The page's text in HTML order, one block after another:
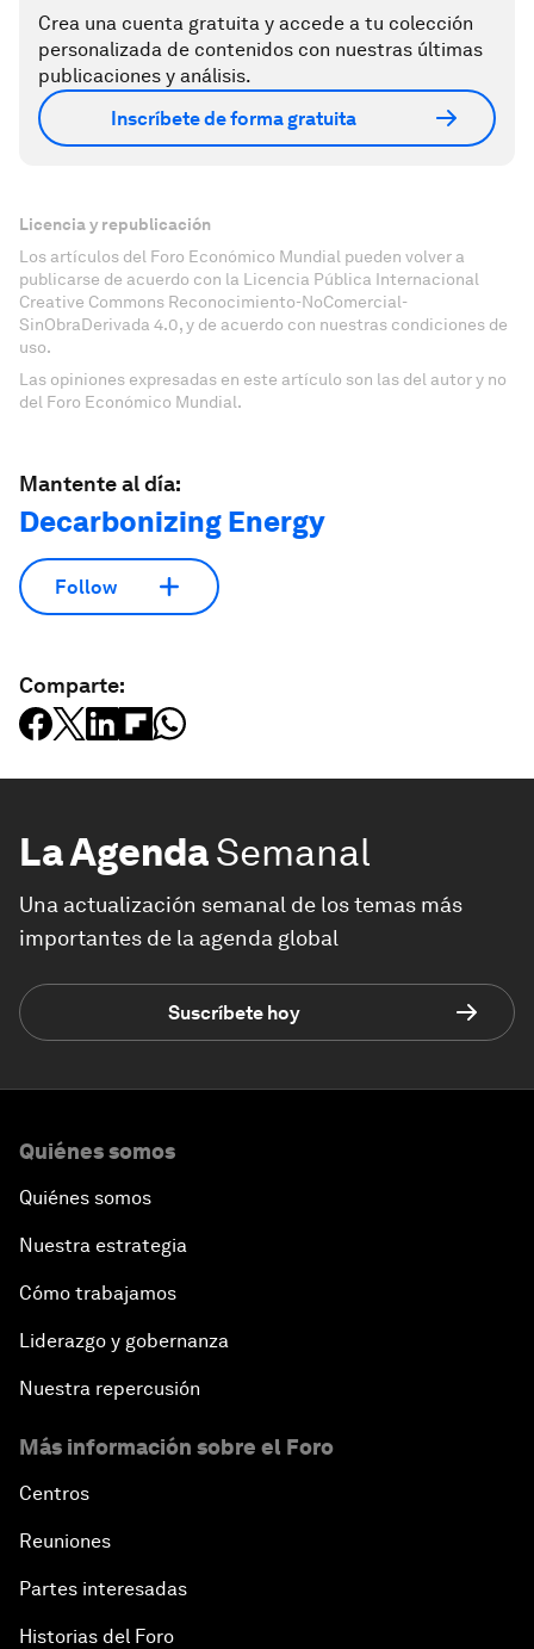
Crea una cuenta gratuita y accede a tu colección
personalizada de contenidos con nuestras últimas
publicaciones y análisis.
Inscríbete de forma gratuita
Licencia y republicación
Los artículos del Foro Económico Mundial pueden volver a
publicarse de acuerdo con la Licencia Pública Internacional
Creative Commons Reconocimiento-NoComercial-
SinObraDerivada 4.0, y de acuerdo con nuestras condiciones de
uso.
Las opiniones expresadas en este artículo son las del autor y no
del Foro Económico Mundial.
Mantente al día:
Decarbonizing Energy
Follow
Comparte:
La AgendaSemanal
Una actualización semanal de los temas más
importantes de la agenda global
Suscríbete hoy
Quiénes somos
Quiénes somos
Nuestra estrategia
Cómo trabajamos
Liderazgo y gobernanza
Nuestra repercusión
Más información sobre el Foro
Centros
Reuniones
Partes interesadas
Historias del Foro